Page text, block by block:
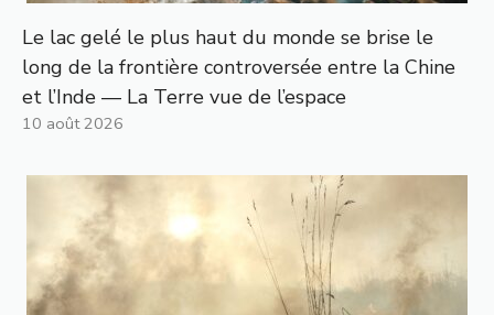
Le lac gelé le plus haut du monde se brise le
long de la frontière controversée entre la Chine
et l’Inde — La Terre vue de l’espace
10 août 2026